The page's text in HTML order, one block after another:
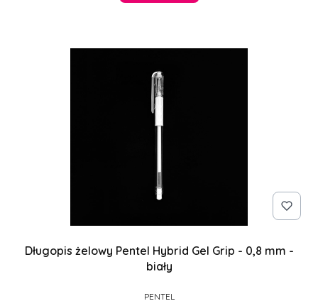
Długopis żelowy Pentel Hybrid Gel Grip - 0,8 mm -
biały
PRODUCENT
PENTEL